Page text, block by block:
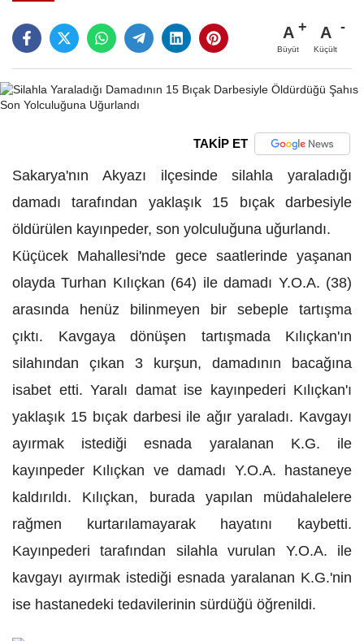
A
Büyüt
A
Küçült
TAKİP ET
Sakarya'nın Akyazı ilçesinde silahla yaraladığı
damadı tarafından yaklaşık 15 bıçak darbesiyle
öldürülen kayınpeder, son yolculuğuna uğurlandı.
Küçücek Mahallesi'nde gece saatlerinde yaşanan
olayda Turhan Kılıçkan (64) ile damadı Y.O.A. (38)
arasında henüz bilinmeyen bir sebeple tartışma
çıktı. Kavgaya dönüşen tartışmada Kılıçkan'ın
silahından çıkan 3 kurşun, damadının bacağına
isabet etti. Yaralı damat ise kayınpederi Kılıçkan'ı
yaklaşık 15 bıçak darbesi ile ağır yaraladı. Kavgayı
ayırmak istediği esnada yaralanan K.G. ile
kayınpeder Kılıçkan ve damadı Y.O.A. hastaneye
kaldırıldı. Kılıçkan, burada yapılan müdahalelere
rağmen kurtarılamayarak hayatını kaybetti.
Kayınpederi tarafından silahla vurulan Y.O.A. ile
kavgayı ayırmak istediği esnada yaralanan K.G.'nin
ise hastanedeki tedavilerinin sürdüğü öğrenildi.